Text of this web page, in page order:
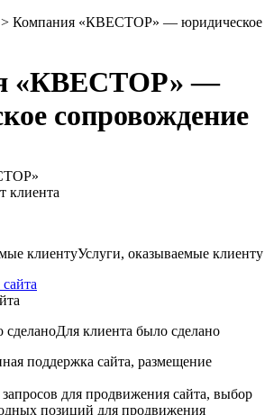
> Компания «КВЕСТОР» — юридическое
«КВЕСТОР» —
сопровождение
клиента
Услуги, оказываемые клиенту
Для клиента было сделано
поддержка сайта, размещение
для продвижения сайта, выбор
позиций для продвижения